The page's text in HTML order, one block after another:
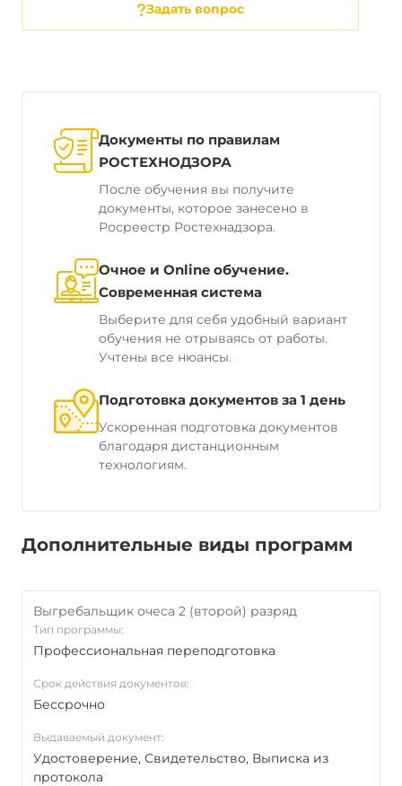
Задать вопрос
Документы по правилам
РОСТЕХНОДЗОРА
После обучения вы получите
документы, которое занесено в
Росреестр Ростехнадзора.
Очное и Online обучение.
Современная система
Выберите для себя удобный вариант
обучения не отрываясь от работы.
Учтены все нюансы.
Подготовка документов за 1 день
Ускоренная подготовка документов
благодаря дистанционным
технологиям.
Дополнительные виды программ
Выгребальщик очеса 2 (второй) разряд
Тип программы:
Профессиональная переподготовка
Срок действия документов:
Бессрочно
Выдаваемый документ:
Удостоверение, Свидетельство, Выписка из
протокола